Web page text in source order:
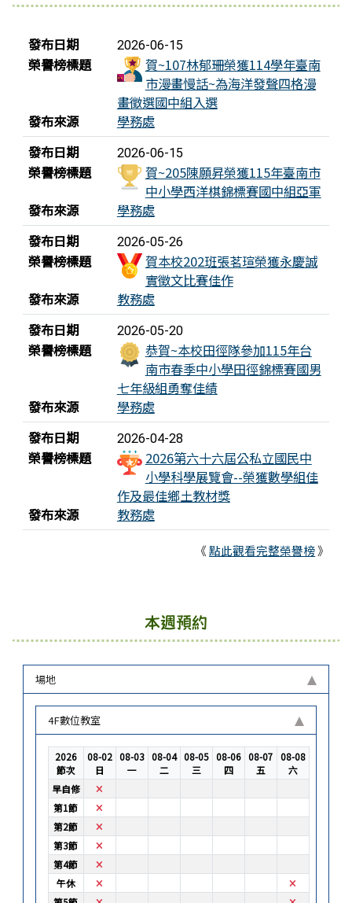
榮譽榜列表
發布日期 2026-06-15
榮譽榜標題
賀~107林郁珊榮獲114學年臺南
市漫畫慢話~為海洋發聲四格漫
畫徵選國中組入選
發布來源
學務處
發布日期
2026-06-15
榮譽榜標題
賀~205陳願昇榮獲115年臺南市
中小學西洋棋錦標賽國中組亞軍
發布來源
學務處
發布日期
2026-05-26
榮譽榜標題
賀本校202班張茗瑄榮獲永慶誠
實徵文比賽佳作
發布來源
教務處
發布日期
2026-05-20
榮譽榜標題
恭賀~本校田徑隊參加115年台
南市春季中小學田徑錦標賽國男
七年級組勇奪佳績
發布來源
學務處
發布日期
2026-04-28
榮譽榜標題
2026第六十六屆公私立國民中
小學科學展覽會--榮獲數學組佳
作及最佳鄉土教材獎
發布來源
教務處
《點此觀看完整榮譽榜》
本週預約
場地
4F數位教室
2026
節次
08-02
日
08-03
一
08-04
二
08-05
三
08-06
四
08-07
五
08-08
六
早自修
第1節
第2節
第3節
第4節
午休